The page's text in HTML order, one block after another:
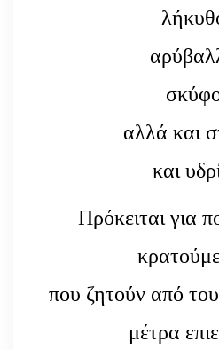
αλλά και
και
Πρόκειται για
που ζητούν από
μέτρα